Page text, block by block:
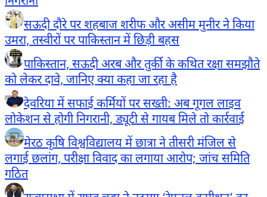
सऊदी दौरे पर शहबाज शरीफ और असीम मुनीर ने किया
उमरा, तस्वीरों पर पाकिस्तान में छिड़ी बहस
पाकिस्तान, सऊदी अरब और तुर्की के कथित रक्षा समझौते
को लेकर दावे, जानिए क्या कहा जा रहा है
देवरिया में सफाई कर्मियों पर सख्ती: अब गूगल लाइव
लोकेशन से होगी निगरानी, ड्यूटी से गायब मिले तो कार्रवाई
मेरठ कृषि विश्वविद्यालय में छात्रा ने तीसरी मंजिल से
लगाई छलांग, परीक्षा विवाद का लगाया आरोप; जांच समिति
गठित